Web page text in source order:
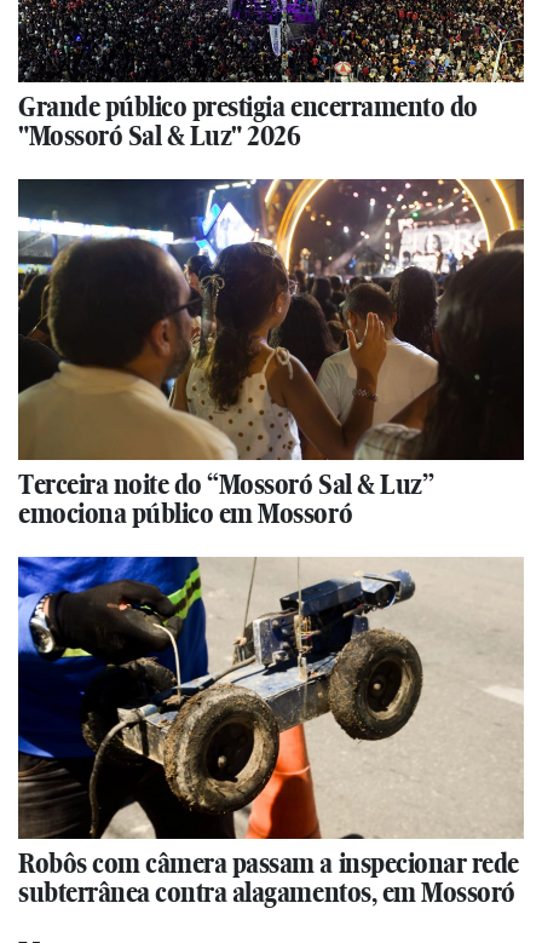
Grande público prestigia encerramento do
"Mossoró Sal & Luz" 2026
Terceira noite do “Mossoró Sal & Luz”
emociona público em Mossoró
Robôs com câmera passam a inspecionar rede
subterrânea contra alagamentos, em Mossoró